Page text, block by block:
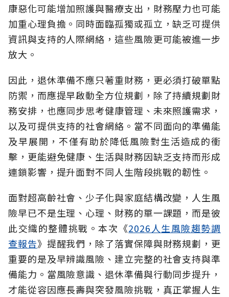
康惡化可能增加照護與醫療支出，財務壓力也可能
加重心理負擔。同時面臨孤獨或孤立，缺乏可提供
資訊與支持的人際網絡，這些風險更可能被進一步
放大。
因此，退休準備不應只著重財務，更必須打破單點
防禦，而應提早啟動全方位規劃，除了持續規劃財
務安排，也應同步思考健康管理、未來照護需求，
以及可提供支持的社會網絡。當不同面向的準備能
及早展開，不僅有助於降低風險對生活造成的衝
擊，更能避免健康、生活與財務因缺乏支持而形成
連鎖影響，提升面對不同人生階段挑戰的韌性。
面對超高齡社會、少子化與家庭結構改變，人生風
險早已不是生理、心理、財務的單一課題，而是彼
此交織的整體挑戰。本次《2026人生風險趨勢調
查報告》提醒我們，除了落實保障與財務規劃，更
重要的是及早辨識風險、建立完整的社會支持與準
備能力。當風險意識、退休準備與行動同步提升，
才能從容因應長壽與突發風險挑戰，真正掌握人生